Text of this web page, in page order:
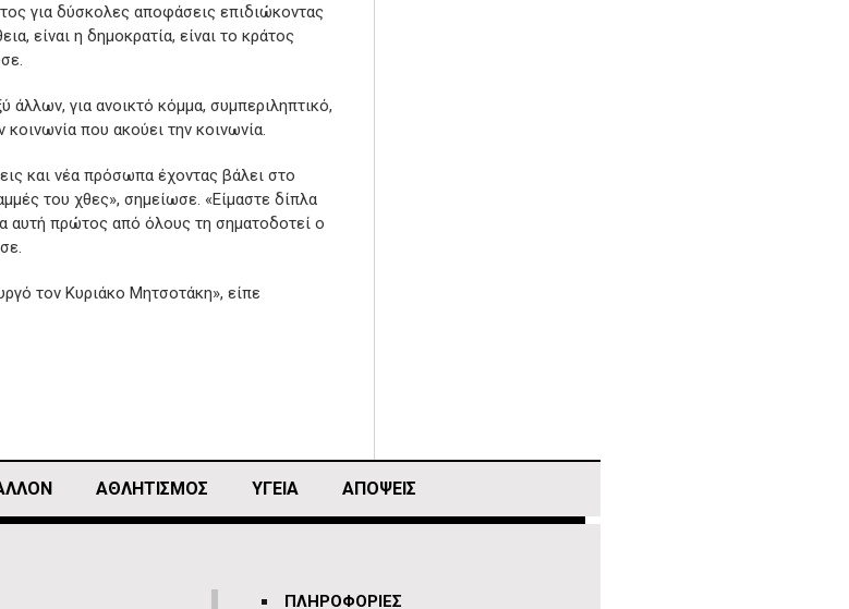
για δύσκολες αποφάσεις επιδιώκοντας
είναι η δημοκρατία, είναι το κράτος
άλλων, για ανοικτό κόμμα, συμπεριληπτικό,
που ακούει την κοινωνία.
και νέα πρόσωπα έχοντας βάλει στο
του χθες», σημείωσε. «Είμαστε δίπλα
αυτή πρώτος από όλους τη σηματοδοτεί ο
τον Κυριάκο Μητσοτάκη», είπε
ΑΘΛΗΤΙΣΜΌΣ ΥΓΕΙΑ ΑΠΟΨΕΙΣ
ΠΛΗΡΟΦΟΡΙΕΣ